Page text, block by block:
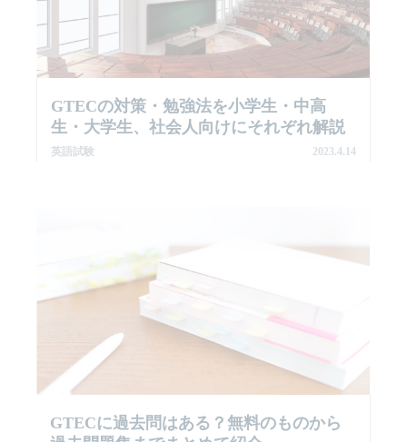
GTECの対策・勉強法を小学生・中高
生・大学生、社会人向けにそれぞれ解説
英語試験 2023.4.14
GTECに過去問はある？無料のものから